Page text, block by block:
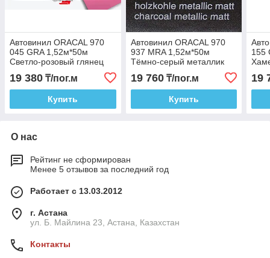
Автовинил ORACAL 970
045 GRA 1,52м*50м
Светло-розовый глянец
19 380 ₸/пог.м
Купить
Автовинил ORACAL 970
937 MRA 1,52м*50м
Тёмно-серый металлик
19 760₸/пог.м
Купить
155
19
О нас
Рейтинг не сформирован
Менее 5 отзывов за последний год
Работает с 13.03.2012
г. Астана
ул. Б. Майлина 23, Астана, Казахстан
Контакты